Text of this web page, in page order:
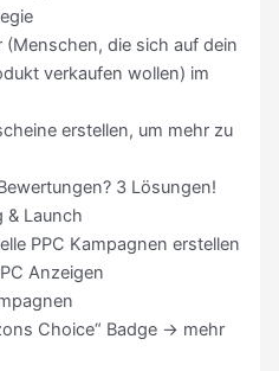
die sich auf dein
verkaufen wollen) im
erstellen, um mehr zu
3 Lösungen!
& Launch
PPC Kampagnen erstellen
Anzeigen
Choice“ Badge -> mehr